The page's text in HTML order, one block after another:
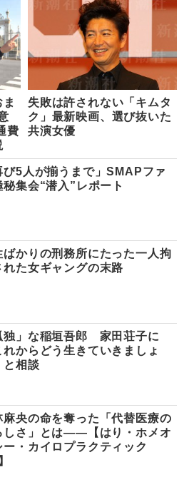
費
失敗は許されない「キムタ
ク」最新映画、選び抜いた
共演女優
び5人が揃うまで」SMAPファ
秘集会“潜入”レポート
ばかりの刑務所にたった一人拘
れた女ギャングの末路
独」な稲垣吾郎 家田荘子に
れからどう生きていきましょ
と相談
麻央の命を奪った「代替医療の
しさ」とは――【はり・ホメオ
ー・カイロプラクティック